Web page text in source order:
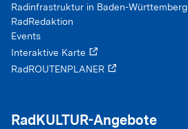
Radinfrastruktur in Baden-Württemberg
RadRedaktion
Events
Interaktive Karte
RadROUTENPLANER
RadKULTUR-Angebote